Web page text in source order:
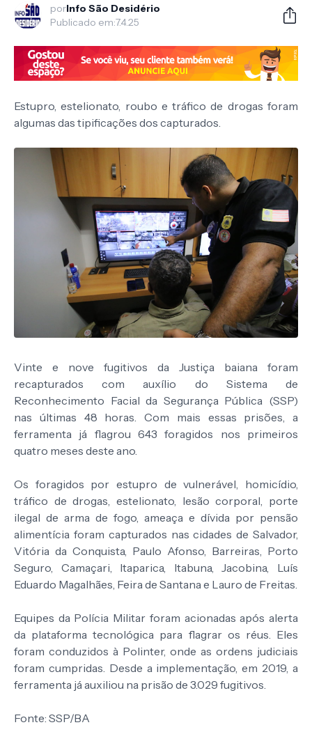
porInfo São Desidério
Publicado em:7.4.25
Estupro, estelionato, roubo e tráfico de drogas foram
algumas das tipificações dos capturados.
Vinte e nove fugitivos da Justiça baiana foram
recapturados com auxílio do Sistema de
Reconhecimento Facial da Segurança Pública (SSP)
nas últimas 48 horas. Com mais essas prisões, a
ferramenta já flagrou 643 foragidos nos primeiros
quatro meses deste ano.
Os foragidos por estupro de vulnerável, homicídio,
tráfico de drogas, estelionato, lesão corporal, porte
ilegal de arma de fogo, ameaça e dívida por pensão
alimentícia foram capturados nas cidades de Salvador,
Vitória da Conquista, Paulo Afonso, Barreiras, Porto
Seguro, Camaçari, Itaparica, Itabuna, Jacobina, Luís
Eduardo Magalhães, Feira de Santana e Lauro de Freitas.
Equipes da Polícia Militar foram acionadas após alerta
da plataforma tecnológica para flagrar os réus. Eles
foram conduzidos à Polinter, onde as ordens judiciais
foram cumpridas. Desde a implementação, em 2019, a
ferramenta já auxiliou na prisão de 3.029 fugitivos.
Fonte: SSP/BA